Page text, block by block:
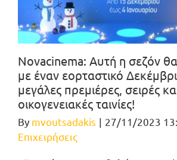
Novacinema: Αυτή η σεζόν
με έναν εορταστικό
μεγάλες πρεμιέρες, σειρές
οικογενειακές ταινίες!
By mvoutsadakis | 27/11/2023
Επιχειρήσεις